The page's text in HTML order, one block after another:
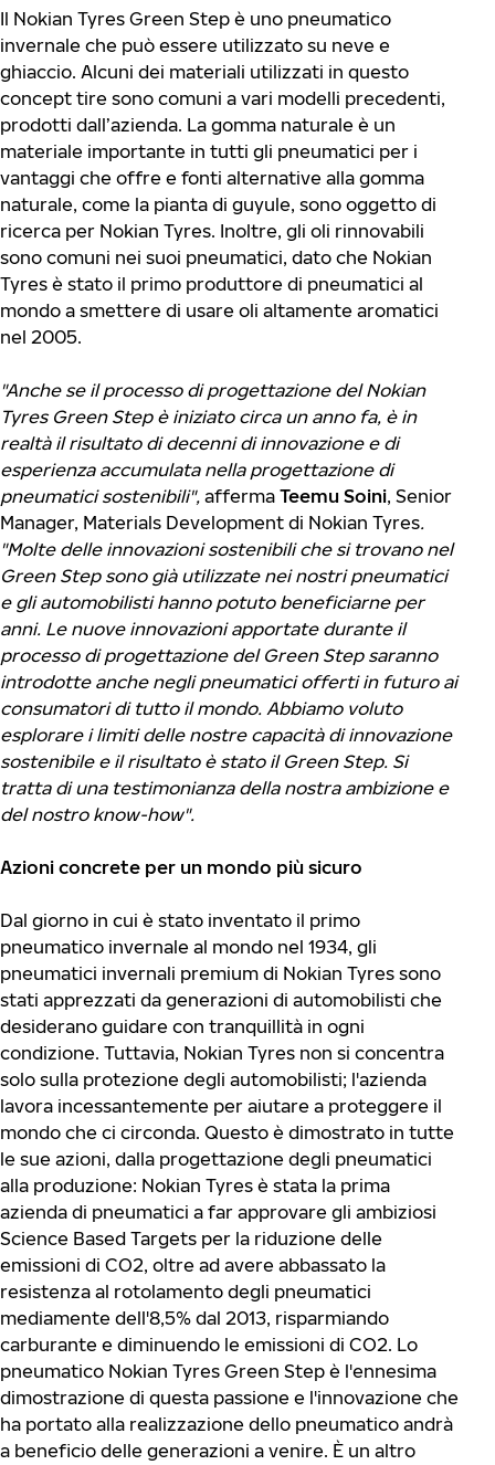
Il Nokian Tyres Green Step è uno pneumatico
invernale che può essere utilizzato su neve e
ghiaccio. Alcuni dei materiali utilizzati in questo
concept tire sono comuni a vari modelli precedenti,
prodotti dall’azienda. La gomma naturale è un
materiale importante in tutti gli pneumatici per i
vantaggi che offre e fonti alternative alla gomma
naturale, come la pianta di guyule, sono oggetto di
ricerca per Nokian Tyres. Inoltre, gli oli rinnovabili
sono comuni nei suoi pneumatici, dato che Nokian
Tyres è stato il primo produttore di pneumatici al
mondo a smettere di usare oli altamente aromatici
nel 2005.
"Anche se il processo di progettazione del Nokian
Tyres Green Step è iniziato circa un anno fa, è in
realtà il risultato di decenni di innovazione e di
esperienza accumulata nella progettazione di
pneumatici sostenibili", afferma Teemu Soini, Senior
Manager, Materials Development di Nokian Tyres.
"Molte delle innovazioni sostenibili che si trovano nel
Green Step sono già utilizzate nei nostri pneumatici
e gli automobilisti hanno potuto beneficiarne per
anni. Le nuove innovazioni apportate durante il
processo di progettazione del Green Step saranno
introdotte anche negli pneumatici offerti in futuro ai
consumatori di tutto il mondo. Abbiamo voluto
esplorare i limiti delle nostre capacità di innovazione
sostenibile e il risultato è stato il Green Step. Si
tratta di una testimonianza della nostra ambizione e
del nostro know-how".
Azioni concrete per un mondo più sicuro
Dal giorno in cui è stato inventato il primo
pneumatico invernale al mondo nel 1934, gli
pneumatici invernali premium di Nokian Tyres sono
stati apprezzati da generazioni di automobilisti che
desiderano guidare con tranquillità in ogni
condizione. Tuttavia, Nokian Tyres non si concentra
solo sulla protezione degli automobilisti; l'azienda
lavora incessantemente per aiutare a proteggere il
mondo che ci circonda. Questo è dimostrato in tutte
le sue azioni, dalla progettazione degli pneumatici
alla produzione: Nokian Tyres è stata la prima
azienda di pneumatici a far approvare gli ambiziosi
Science Based Targets per la riduzione delle
emissioni di CO2, oltre ad avere abbassato la
resistenza al rotolamento degli pneumatici
mediamente dell'8,5% dal 2013, risparmiando
carburante e diminuendo le emissioni di CO2. Lo
pneumatico Nokian Tyres Green Step è l'ennesima
dimostrazione di questa passione e l'innovazione che
ha portato alla realizzazione dello pneumatico andrà
a beneficio delle generazioni a venire. È un altro